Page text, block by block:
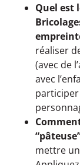
Quel est
réaliser
(avec de
avec
participer
mettre